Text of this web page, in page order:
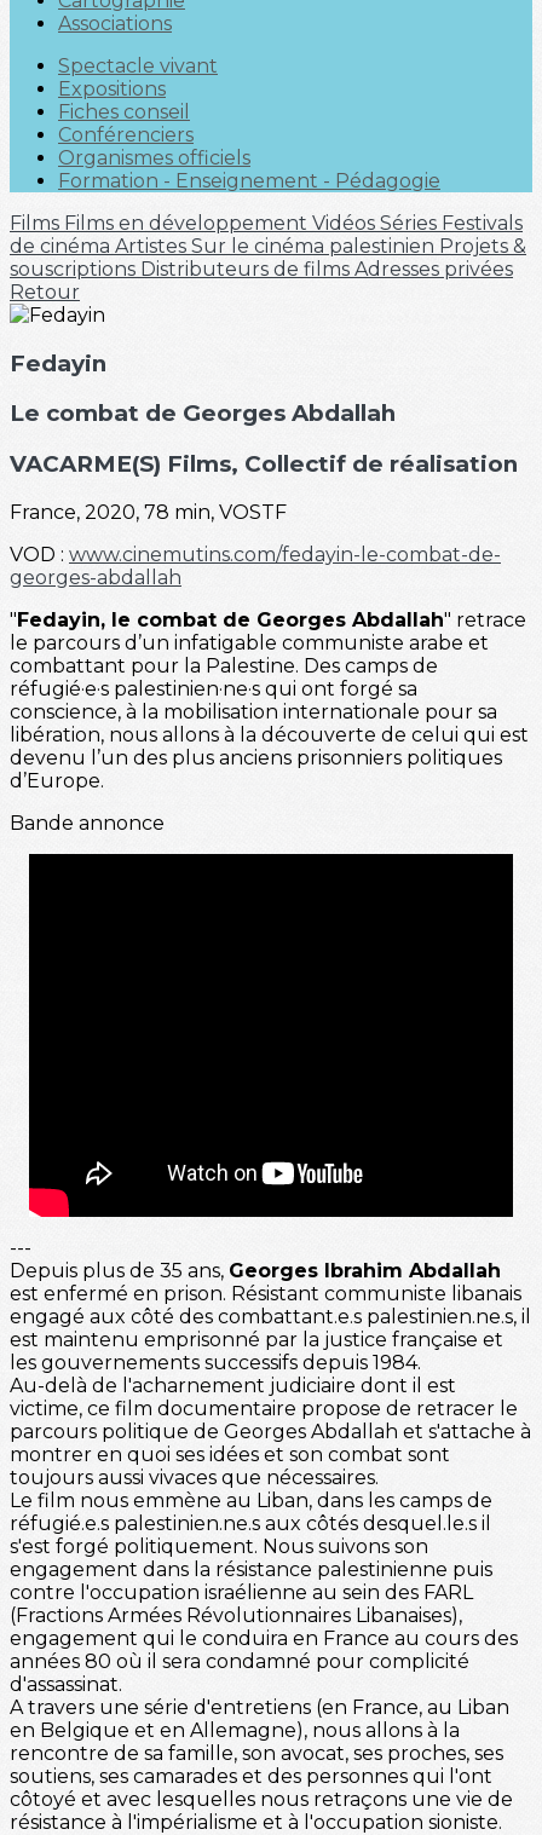
Associations
Spectacle vivant
Expositions
Fiches conseil
Conférenciers
Organismes officiels
Formation - Enseignement - Pédagogie
Films Films en développement Vidéos Séries Festivals
de cinéma Artistes Sur le cinéma palestinien Projets &
souscriptions Distributeurs de films Adresses privées
Retour
Fedayin
Le combat de Georges Abdallah
VACARME(S) Films, Collectif de réalisation
France, 2020, 78 min, VOSTF
VOD : www.cinemutins.com/fedayin-le-combat-de-
georges-abdallah
"Fedayin, le combat de Georges Abdallah" retrace
le parcours d’un infatigable communiste arabe et
combattant pour la Palestine. Des camps de
réfugié·e·s palestinien·ne·s qui ont forgé sa
conscience, à la mobilisation internationale pour sa
libération, nous allons à la découverte de celui qui est
devenu l’un des plus anciens prisonniers politiques
d’Europe.
Bande annonce
---
Depuis plus de 35 ans, Georges Ibrahim Abdallah
est enfermé en prison. Résistant communiste libanais
engagé aux côté des combattant.e.s palestinien.ne.s, il
est maintenu emprisonné par la justice française et
les gouvernements successifs depuis 1984.
Au-delà de l'acharnement judiciaire dont il est
victime, ce film documentaire propose de retracer le
parcours politique de Georges Abdallah et s'attache à
montrer en quoi ses idées et son combat sont
toujours aussi vivaces que nécessaires.
Le film nous emmène au Liban, dans les camps de
réfugié.e.s palestinien.ne.s aux côtés desquel.le.s il
s'est forgé politiquement. Nous suivons son
engagement dans la résistance palestinienne puis
contre l'occupation israélienne au sein des FARL
(Fractions Armées Révolutionnaires Libanaises),
engagement qui le conduira en France au cours des
années 80 où il sera condamné pour complicité
d'assassinat.
A travers une série d'entretiens (en France, au Liban
en Belgique et en Allemagne), nous allons à la
rencontre de sa famille, son avocat, ses proches, ses
soutiens, ses camarades et des personnes qui l'ont
côtoyé et avec lesquelles nous retraçons une vie de
résistance à l'impérialisme et à l'occupation sioniste.